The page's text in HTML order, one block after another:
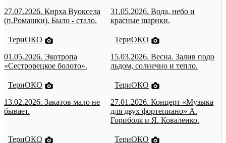
27.07.2026. Кирха Вуоксела
(п.Ромашки). Было - стало.
31.05.2026. Вода, небо и
красные шарики.
ТериОКО
01.05.2026. Экотропа
«Сестрорецкое болото».
ТериОКО
15.03.2026. Весна. Залив подо
льдом, солнечно и тепло.
ТериОКО
13.02.2026. Закатов мало не
бывает.
ТериОКО
27.01.2026. Концерт «Музыка
для двух фортепиано» А.
Гориболя и Я. Коваленко.
ТериОКО
ТериОКО